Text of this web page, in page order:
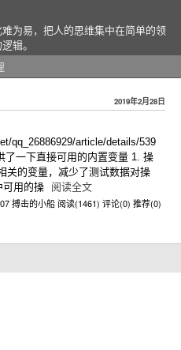
为易，把人的思维集中在简单的领
辑。
2019年2月28日
qq_26886929/article/details/539
了一下直接可用的内置变量 1. 操
关的变量，减少了测试数据对操
可用的操
阅读全文
搏击的小船 阅读(1461) 评论(0) 推荐(0)